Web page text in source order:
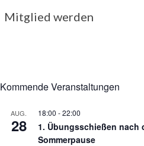
Mitglied werden
Kommende Veranstaltungen
AUG.
28
18:00 -22:00
1. Übungsschießen nach
Sommerpause